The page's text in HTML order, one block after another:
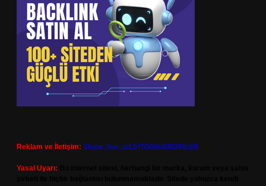
Reklam ve İletişim: Skype: live:.cid.575569c608265c69
Yasal Uyarı: